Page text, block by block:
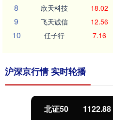
8 欣天科技 18.02
9 飞天诚信 12.56
10 任子行 7.16
沪深京行情 实时轮播
北证50 1122.88